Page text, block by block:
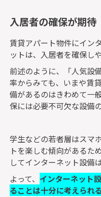
入居者の確保が期待
賃貸アパート物件にイン
ットは、入居者を確保し
前述のように、「人気設
率からみても、いまや賃
備があるのはきわめて一
保には必要不可欠な設備
学生などの若者層はスマ
トを楽しむ傾向があるた
してインターネット設備
よって、 インターネット
ることは十分に考えられる